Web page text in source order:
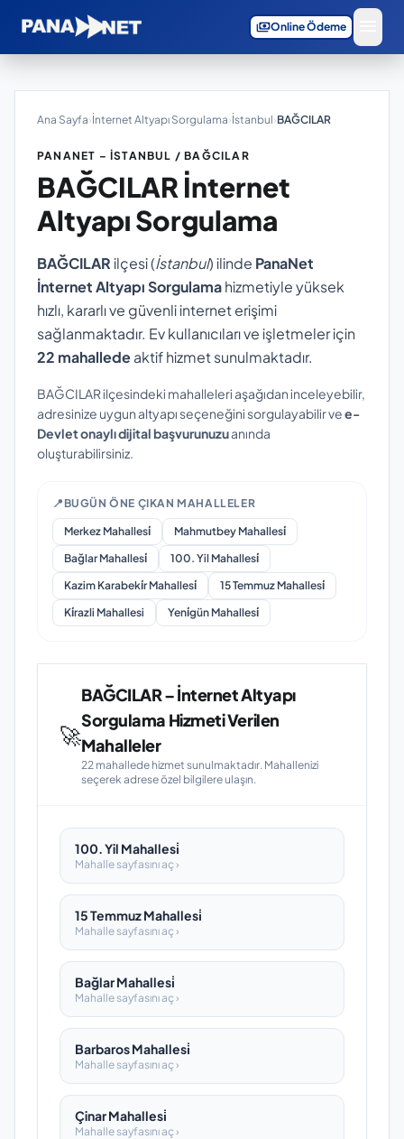
paymentsOnline Ödeme
Ana Sayfa›İnternet Altyapı Sorgulama›İstanbul›BAĞCILAR
PANANET – İSTANBUL / BAĞCILAR
BAĞCILAR İnternet
Altyapı Sorgulama
BAĞCILARilçesi (İstanbul) ilinde PanaNet
İnternet Altyapı Sorgulamahizmetiyle yüksek
hızlı, kararlı ve güvenli internet erişimi
sağlanmaktadır. Ev kullanıcıları ve işletmeler için
22 mahalledeaktif hizmet sunulmaktadır.
BAĞCILAR ilçesindeki mahalleleri aşağıdan inceleyebilir,
adresinize uygun altyapı seçeneğini sorgulayabilir vee-
Devlet onaylı dijital başvurunuzuanında
oluşturabilirsiniz.
📍 BUGÜN ÖNE ÇIKAN MAHALLELER
Merkez Mahallesi̇
Mahmutbey Mahallesi̇
Bağlar Mahallesi̇
100. Yil Mahallesi̇
Kazim Karabeki̇r Mahallesi̇
15 Temmuz Mahallesi̇
Ki̇razli Mahallesi
Yeni̇gün Mahallesi̇
🚀
BAĞCILAR – İnternet Altyapı
Sorgulama Hizmeti Verilen
Mahalleler
22 mahallede hizmet sunulmaktadır. Mahallenizi
seçerek adrese özel bilgilere ulaşın.
100. Yil Mahallesi̇
Mahalle sayfasını aç ›
15 Temmuz Mahallesi̇
Mahalle sayfasını aç ›
Bağlar Mahallesi̇
Mahalle sayfasını aç ›
Barbaros Mahallesi̇
Mahalle sayfasını aç ›
Çinar Mahallesi̇
Mahalle sayfasını aç ›